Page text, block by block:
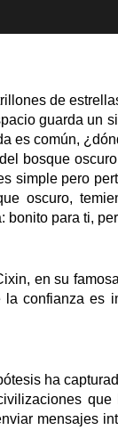
de
guarda un
es común,
bosque
simple pero
oscuro,
para ti,
en su
confianza es
ha
mensajes